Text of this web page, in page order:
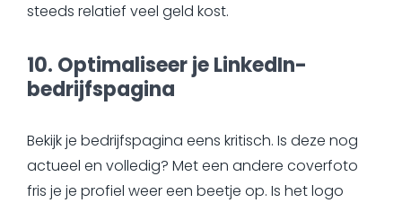
steeds relatief veel geld kost.
10. Optimaliseer je LinkedIn-
bedrijfspagina
Bekijk je bedrijfspagina eens kritisch. Is deze nog
actueel en volledig? Met een andere coverfoto
fris je je profiel weer een beetje op. Is het logo